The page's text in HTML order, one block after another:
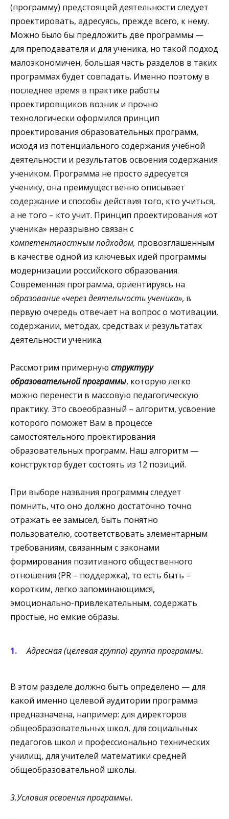
(программу) предстоящей деятельности следует
проектировать, адресуясь, прежде всего, к нему.
Можно было бы предложить две программы —
для преподавателя и для ученика, но такой подход
малоэкономичен, большая часть разделов в таких
программах будет совпадать. Именно поэтому в
последнее время в практике работы
проектировщиков возник и прочно
технологически оформился принцип
проектирования образовательных программ,
исходя из потенциального содержания учебной
деятельности и результатов освоения содержания
учеником. Программа не просто адресуется
ученику, она преимущественно описывает
содержание и способы действия того, кто учиться,
а не того – кто учит. Принцип проектирования «от
ученика» неразрывно связан с
компетентностным подходом, провозглашенным
в качестве одной из ключевых идей программы
модернизации российского образования.
Современная программа, ориентируясь на
образование «через деятельность ученика», в
первую очередь отвечает на вопрос о мотивации,
содержании, методах, средствах и результатах
деятельности ученика.
Рассмотрим примерную структуру
образовательной программы, которую легко
можно перенести в массовую педагогическую
практику. Это своеобразный – алгоритм, усвоение
которого поможет Вам в процессе
самостоятельного проектирования
образовательных программ. Наш алгоритм —
конструктор будет состоять из 12 позиций.
При выборе названия программы следует
помнить, что оно должно достаточно точно
отражать ее замысел, быть понятно
пользователю, соответствовать элементарным
требованиям, связанным с законами
формирования позитивного общественного
отношения (PR – поддержка), то есть быть –
коротким, легко запоминающимся,
эмоционально-привлекательным, содержать
простые, но емкие образы.
Адресная (целевая группа) группа программы.
В этом разделе должно быть определено — для
какой именно целевой аудитории программа
предназначена, например: для директоров
общеобразовательных школ, для социальных
педагогов школ и профессионально технических
училищ, для учителей математики средней
общеобразовательной школы.
3.Условия освоения программы.